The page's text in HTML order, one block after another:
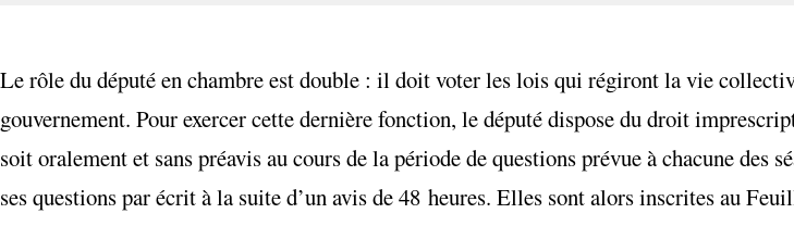
Le rôle du député en chambre est double : il doit voter les lois qui régiront la vie
gouvernement. Pour exercer cette dernière fonction, le député dispose du droit
soit oralement et sans préavis au cours de la période de questions prévue à chacune des
ses questions par écrit à la suite d’un avis de 48 heures. Elles sont alors inscrites au